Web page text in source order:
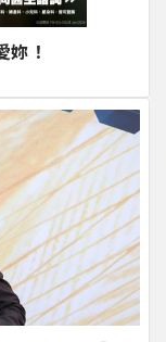
妳！